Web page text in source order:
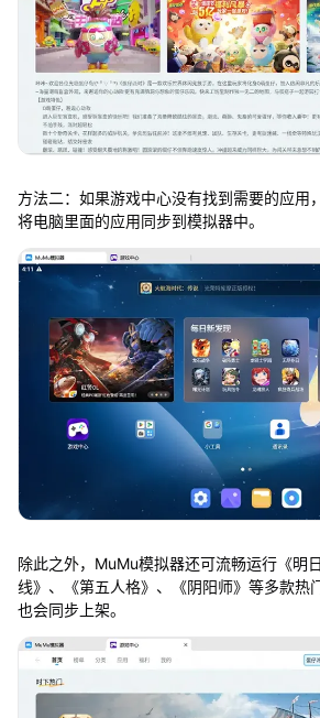
方法二：如果游戏中心没有找到需要的应用
将电脑里面的应用同步到模拟器中。
除此之外，MuMu模拟器还可流畅运行《明
线》、《第五人格》、《阴阳师》等多款热
也会同步上架。